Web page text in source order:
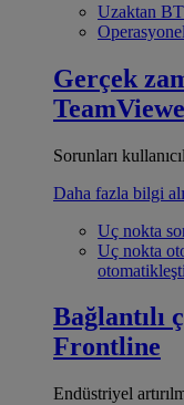
Uzaktan
Gerçek
Sorunları
Daha fazla bilgi
Uç nokta
Uç nokta
Bağlantılı
Frontline
Endüstriyel